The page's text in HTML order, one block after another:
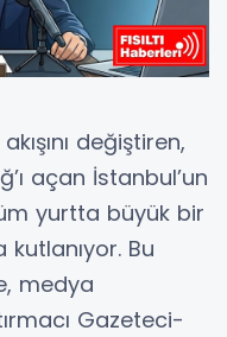
değiştiren,
açan İstanbul’un
yurtta büyük bir
Bu
medya
Gazeteci-